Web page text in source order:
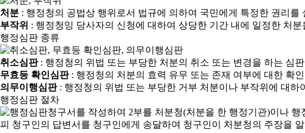
처분 : 행정청의 공법상 행위로서 법규에 의하여 국민에게 특정한 권리
부작위 : 행정청잉 당사자의 신청에 대하여 상당한 기간 내에 일정한 처
행정심판 종류
취소심판: 행정청의 위법 또는 부당한 처분의 취소 또는 변경을 하는 심판
무효등 확인심판: 행정청의 처분의 효력 유무 또는 존재 여부에 대한 확
의무이행심판: 행정청의 위법 또는 부당한 거부 처분이나 부작위에 대하
행정심판 절차